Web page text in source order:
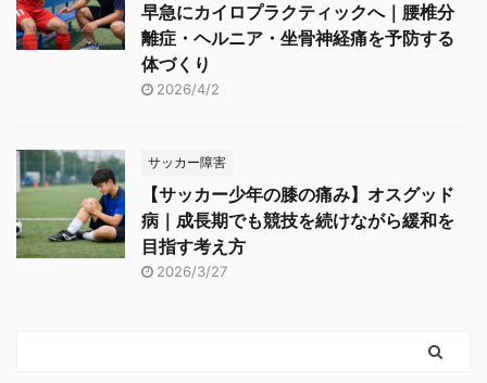
早急にカイロプラクティックへ｜腰椎分
離症・ヘルニア・坐骨神経痛を予防する
体づくり
2026/4/2
サッカー障害
【サッカー少年の膝の痛み】オスグッド
病｜成長期でも競技を続けながら緩和を
目指す考え方
2026/3/27